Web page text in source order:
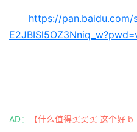
https://pan.baidu.com/
AD： 【什么值得买买买 这个好